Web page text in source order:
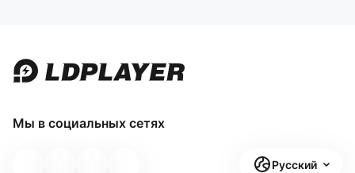
Мы в социальных сетях
Русский